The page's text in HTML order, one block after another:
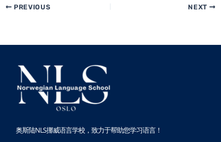
PREVIOUS NEXT
奥斯陆NLS挪威语言学校，致力于帮助您学习语言！